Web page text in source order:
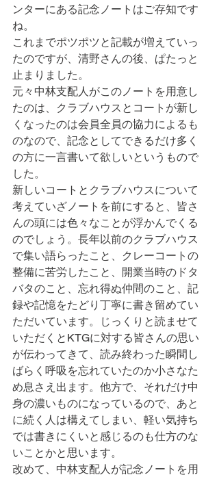
ンターにある記念ノートはご存知です
ね。
これまでポツポツと記載が増えていっ
たのですが、清野さんの後、ぱたっと
止まりました。
元々中林支配人がこのノートを用意し
たのは、クラブハウスとコートが新し
くなったのは会員全員の協力によるも
のなので、記念としてできるだけ多く
の方に一言書いて欲しいというもので
した。
新しいコートとクラブハウスについて
考えていざノートを前にすると、皆さ
んの頭には色々なことが浮かんでくる
のでしょう。長年以前のクラブハウス
で集い語らったこと、クレーコートの
整備に苦労したこと、開業当時のドタ
バタのこと、忘れ得ぬ仲間のこと、記
録や記憶をたどり丁寧に書き留めてい
ただいています。じっくりと読ませて
いただくとKTGに対する皆さんの思い
が伝わってきて、読み終わった瞬間し
ばらく呼吸を忘れていたのか小さなた
め息さえ出ます。他方で、それだけ中
身の濃いものになっているので、あと
に続く人は構えてしまい、軽い気持ち
では書きにくいと感じるのも仕方のな
いことかと思います。
改めて、中林支配人が記念ノートを用